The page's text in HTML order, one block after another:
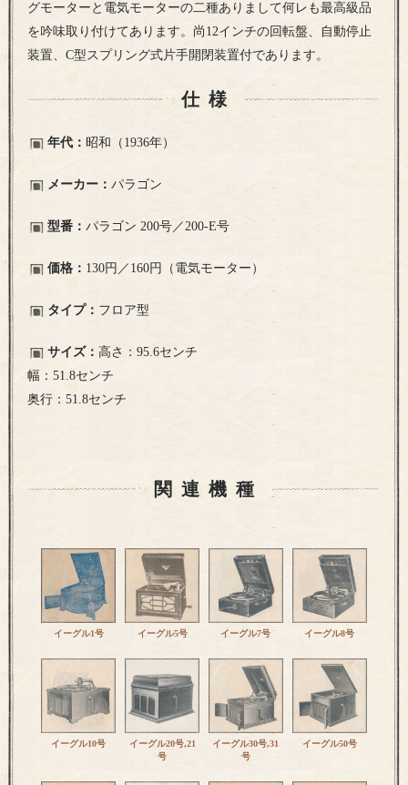
グモーターと電気モーターの二種ありまして何レも最高級品
を吟味取り付けてあります。尚12インチの回転盤、自動停止
装置、C型スプリング式片手開閉装置付であります。
仕様
年代： 昭和（1936年）
メーカー：パラゴン
型番：パラゴン 200号／200-E号
価格： 130円／160円（電気モーター）
タイプ： フロア型
サイズ：高さ：95.6センチ
幅：51.8センチ
奥行：51.8センチ
関連機種
イーグル1号 イーグル5号 イーグル7号 イーグル8号
イーグル10号
イーグル20号,21
号
イーグル30号,31
号
イーグル50号